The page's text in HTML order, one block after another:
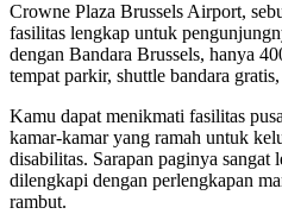
Crowne Plaza Brussels Airport,
fasilitas lengkap untuk
dengan Bandara Brussels, hanya
tempat parkir, shuttle bandara
Kamu dapat menikmati fasilitas
kamar-kamar yang ramah untuk
disabilitas. Sarapan paginya sangat
dilengkapi dengan perlengkapan
rambut.